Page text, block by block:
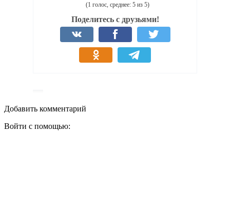
(1 голос, среднее: 5 из 5)
Поделитесь с друзьями!
Добавить комментарий
Войти с помощью: